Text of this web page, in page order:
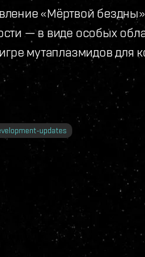
«Мёртвой
— в виде особых
мутаплазмидов для
updates